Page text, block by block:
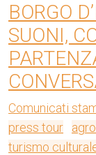
BORGO
SUONI,
Comunicati
press tour
turismo